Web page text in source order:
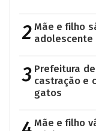
2 Mãe e filho
adolescente
3 Prefeitura
castração e
gatos
Mãe e filho